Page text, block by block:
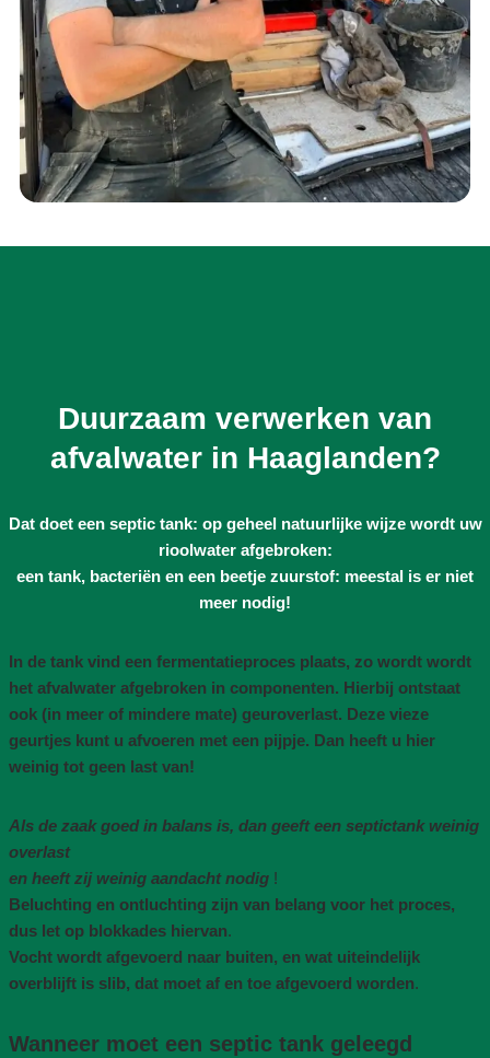
Duurzaam verwerken van
afvalwater in Haaglanden?
Dat doet een septic tank: op geheel natuurlijke wijze wordt uw
rioolwater afgebroken:
een tank, bacteriën en een beetje zuurstof: meestal is er niet
meer nodig!
In de tank vind een fermentatieproces plaats, zo wordt wordt
het afvalwater afgebroken in componenten. Hierbij ontstaat
ook (in meer of mindere mate) geuroverlast. Deze vieze
geurtjes kunt u afvoeren met een pijpje. Dan heeft u hier
weinig tot geen last van!
Als de zaak goed in balans is, dan geeft een septictank weinig
overlast
en heeft zij weinig aandacht nodig !
Beluchting en ontluchting zijn van belang voor het proces,
dus let op blokkades hiervan.
Vocht wordt afgevoerd naar buiten, en wat uiteindelijk
overblijft is slib, dat moet af en toe afgevoerd worden.
Wanneer moet een septic tank geleegd